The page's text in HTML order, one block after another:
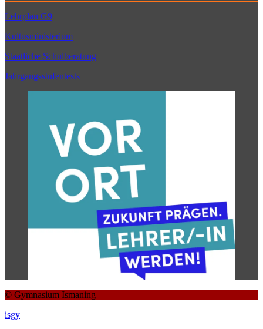
Lehrplan G9
Kultusministerium
Staatliche Schulberatung
Jahrgangsstufentests
© Gymnasium Ismaning
isgy